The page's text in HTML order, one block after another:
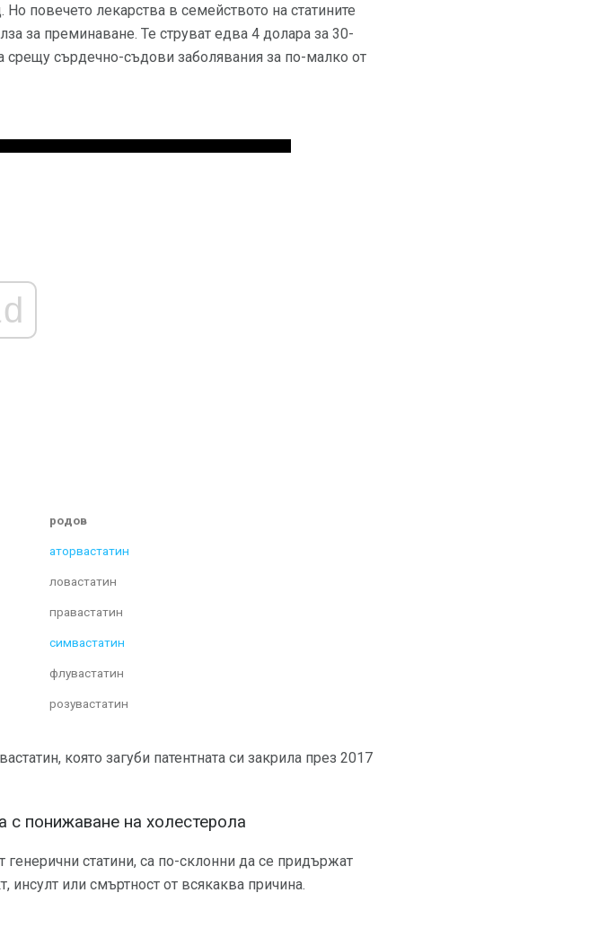
повечето лекарства в семейството на статините
за преминаване. Те струват едва 4 долара за 30-
срещу сърдечно-съдови заболявания за по-малко от
родов
аторвастатин
ловастатин
правастатин
симвастатин
флувастатин
розувастатин
която загуби патентната си закрила през 2017
с понижаване на холестерола
генерични статини, са по-склонни да се придържат
или смъртност от всякаква причина.